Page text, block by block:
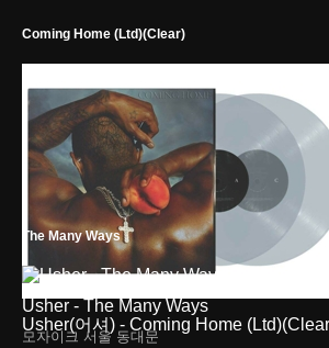
Coming Home (Ltd)(Clear)
Usher(어셔) - Coming Home
The Many Ways
Usher - The Many Ways
모자이크 서울 동대문